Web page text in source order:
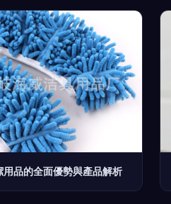
品的全面優勢與產品解析